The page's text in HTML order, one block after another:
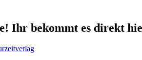
Ihr bekommt es direkt